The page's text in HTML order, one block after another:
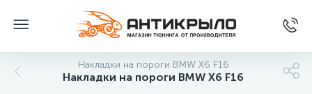
Накладки на пороги BMW X6 F16
Накладки на пороги BMW X6 F16